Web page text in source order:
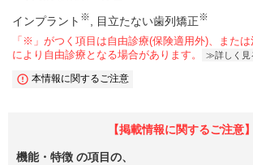
インプラント ※ 目立たない歯列矯正※
「※」がつく項目は自由診療(保険適用外)、また
により自由診療となる場合があります。
詳しく見
本情報に関するご注意
【掲載情報に関するご注意】
機能・特徴 の項目の、